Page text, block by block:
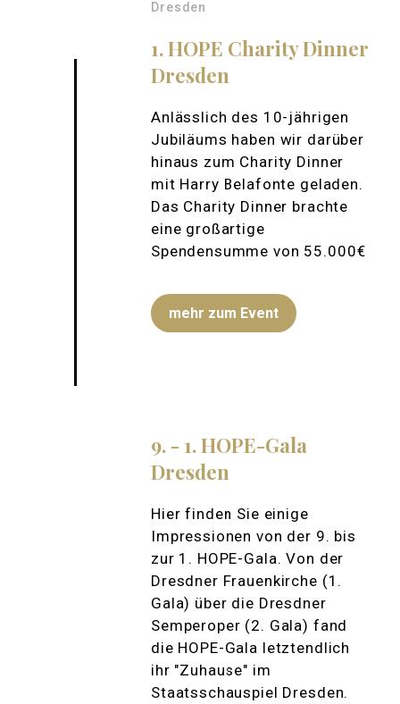
Dresden
1. HOPE Charity Dinner
Dresden
Anlässlich des 10-jährigen
Jubiläums haben wir darüber
hinaus zum Charity Dinner
mit Harry Belafonte geladen.
Das Charity Dinner brachte
eine großartige
Spendensumme von 55.000€
mehr zum Event
9. - 1. HOPE-Gala
Dresden
Hier finden Sie einige
Impressionen von der 9. bis
zur 1. HOPE-Gala. Von der
Dresdner Frauenkirche (1.
Gala) über die Dresdner
Semperoper (2. Gala) fand
die HOPE-Gala letztendlich
ihr "Zuhause" im
Staatsschauspiel Dresden.